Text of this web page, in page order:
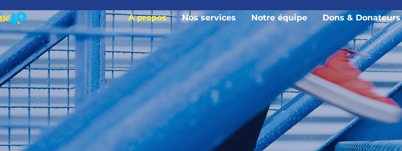
À propos
Nos services Notre équipe Dons & Donateurs
À